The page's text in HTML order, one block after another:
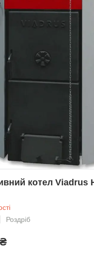
котел Viadrus
Роздріб
₴